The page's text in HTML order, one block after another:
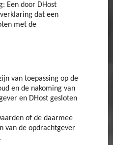
Een door DHost
dat een
met de
van toepassing op de
en de nakoming van
en DHost gesloten
of de daarmee
van de opdrachtgever